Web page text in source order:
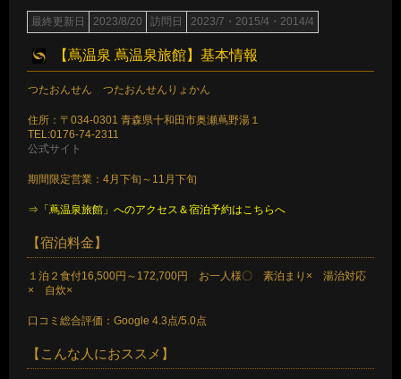
最終更新日 2023/8/20 訪問日 2023/7・2015/4・2014/4
【蔦温泉 蔦温泉旅館】基本情報
つたおんせん つたおんせんりょかん
住所：〒034-0301 青森県十和田市奥瀬蔦野湯１
TEL:0176-74-2311
公式サイト
期間限定営業：4月下旬～11月下旬
⇒「蔦温泉旅館」へのアクセス＆宿泊予約はこちらへ
【宿泊料金】
１泊２食付16,500円～172,700円 お一人様〇 素泊まり× 湯治対応
× 自炊×
口コミ総合評価：Google 4.3点/5.0点
【こんな人におススメ】